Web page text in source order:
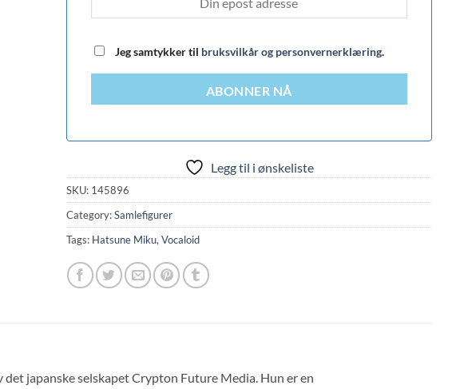
Jeg samtykker til bruksvilkår og personvernerklæring.
ABONNER NÅ
Legg til i ønskeliste
SKU: 145896
Category:Samlefigurer
Tags: Hatsune Miku,Vocaloid
japanske selskapet Crypton Future Media. Hun er en